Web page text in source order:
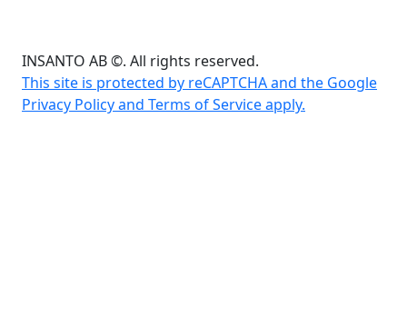
INSANTO AB ©. All rights reserved.
This site is protected by reCAPTCHA and the Google
Privacy Policy and Terms of Service apply.